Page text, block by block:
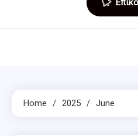
Home 2025 June